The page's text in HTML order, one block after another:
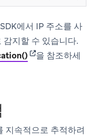
에서 IP 주소를 사
지할 수 있습니다.
(opens in new
을 참조하세
지속적으로 추적하려